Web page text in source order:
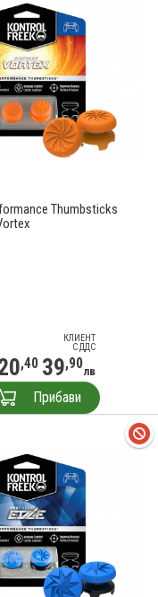
Thumbsticks
КЛИЕНТ
С ДДС
,40 39,90лв
Прибави